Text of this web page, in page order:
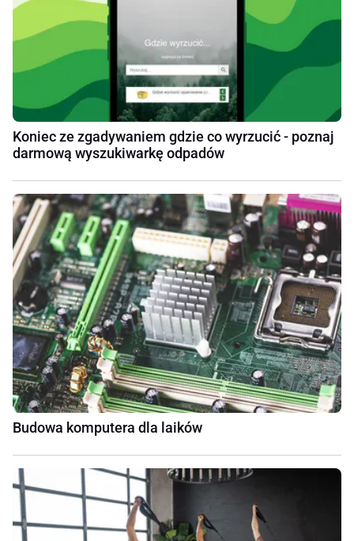
Koniec ze zgadywaniem gdzie co wyrzucić - poznaj
darmową wyszukiwarkę odpadów
Budowa komputera dla laików